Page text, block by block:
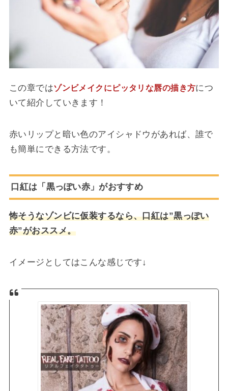
この章ではゾンビメイクにピッタリな唇の描き方につ
いて紹介していきます！
赤いリップと暗い色のアイシャドウがあれば、誰で
も簡単にできる方法です。
口紅は「黒っぽい赤」がおすすめ
怖そうなゾンビに仮装するなら、口紅は”黒っぽい
赤”がおススメ。
イメージとしてはこんな感じです↓